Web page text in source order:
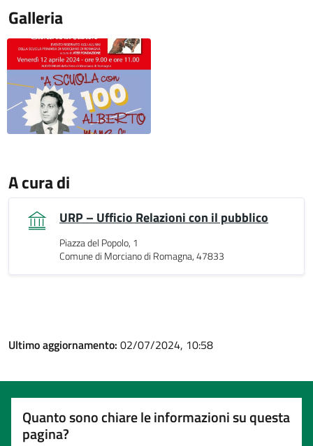
Galleria
A cura di
URP – Ufficio Relazioni con il pubblico
Piazza del Popolo, 1
Comune di Morciano di Romagna, 47833
Ultimo aggiornamento: 02/07/2024, 10:58
Quanto sono chiare le informazioni su questa
pagina?